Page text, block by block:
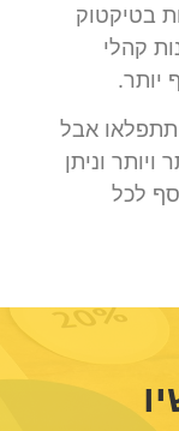
בטיקטוק
קהלי
יותר.
תתפלאו אבל
ויותר וניתן
לכל